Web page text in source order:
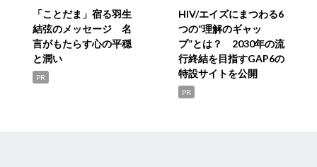
「ことだま」宿る羽生
結弦のメッセージ 名
言がもたらす心の平穏
と潤い
PR
HIV/エイズにまつわる6
つの“理解のギャッ
プ”とは？ 2030年の流
行終結を目指すGAP6の
特設サイトを公開
PR